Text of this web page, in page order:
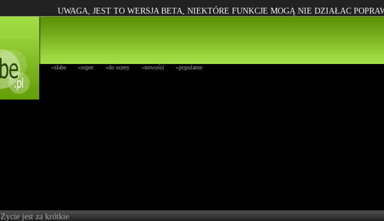
UWAGA, JEST TO WERSJA BETA, NIEKTÓRE FUNKCJE MOGĄ NIE DZIAŁAC
»słabe »super »do oceny »nowości »popularne
Zycie jest za krótkie